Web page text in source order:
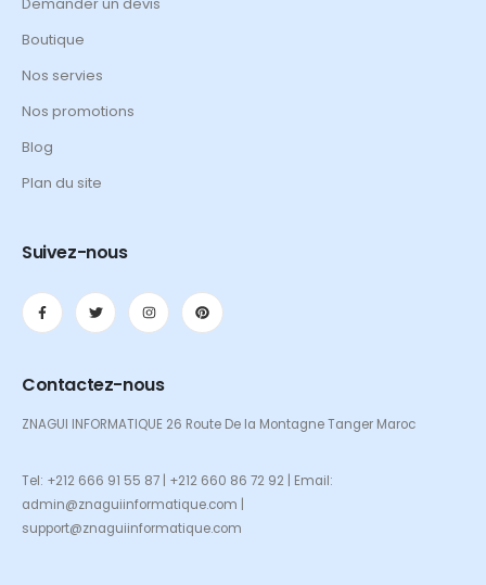
Boutique
Nos servies
Nos promotions
Blog
Plan du site
Suivez-nous
Contactez-nous
ZNAGUI INFORMATIQUE 26 Route De la Montagne Tanger Maroc
Tel: +212 666 91 55 87 | +212 660 86 72 92 | Email:
admin@znaguiinformatique.com |
support@znaguiinformatique.com